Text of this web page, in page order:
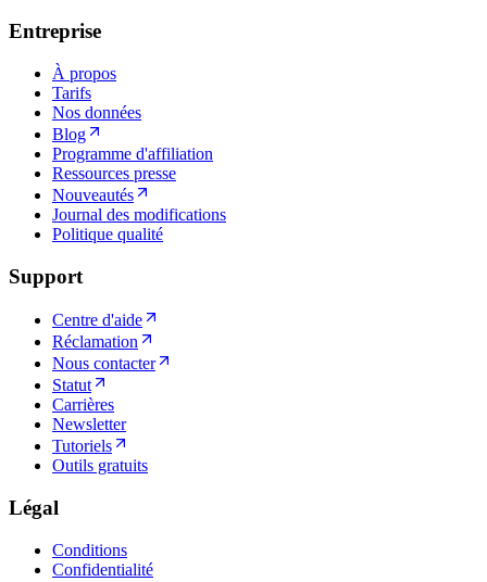
Entreprise
À propos
Tarifs
Nos données
Blog
Programme d'affiliation
Ressources presse
Nouveautés
Journal des modifications
Politique qualité
Support
Centre d'aide
Réclamation
Nous contacter
Statut
Carrières
Newsletter
Tutoriels
Outils gratuits
Légal
Conditions
Confidentialité